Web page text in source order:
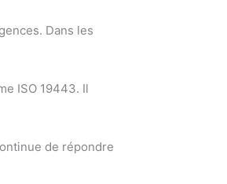
Dans les
ISO 19443. Il
de répondre